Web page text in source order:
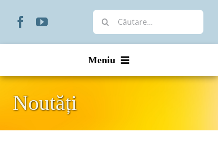
Cautare...
Meniu
Noutăți